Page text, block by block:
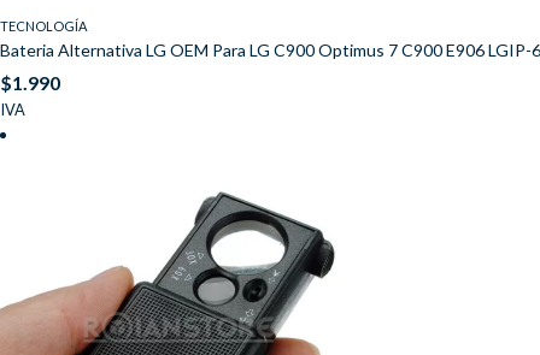
TECNOLOGÍA
Bateria Alternativa LG OEM Para LG C900 Optimus 7 C900 E906 LGIP-
$1.990
IVA